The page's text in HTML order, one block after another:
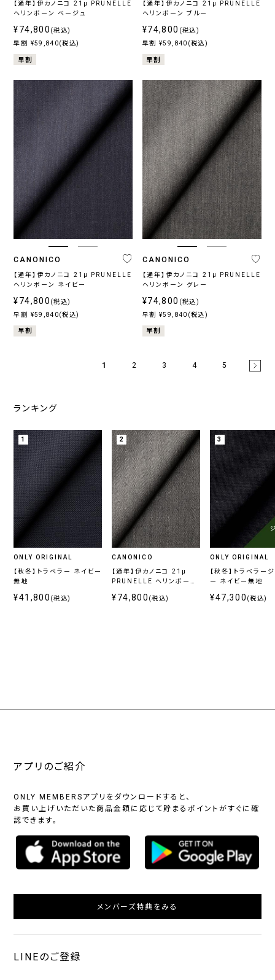
【通年】伊カノニコ 21μ PRUNELLE
ヘリンボーン ベージュ
¥74,800 (税込)
早割 ¥59,840(税込)
早割
【通年】伊カノニコ 21μ PRUNELLE
ヘリンボーン ブルー
¥74,800 (税込)
早割 ¥59,840(税込)
早割
CANONICO
【通年】伊カノニコ 21μ PRUNELLE
ヘリンボーン ネイビー
¥74,800 (税込)
早割 ¥59,840(税込)
早割
CANONICO
【通年】伊カノニコ 21μ PRUNELLE
ヘリンボーン グレー
¥74,800 (税込)
早割 ¥59,840(税込)
早割
1 2 3 4 5
ランキング
1
ONLY ORIGINAL
【秋冬】トラベラー ネイビー
無地
¥41,800 (税込)
2
CANONICO
【通年】伊カノニコ 21μ
PRUNELLE ヘリンボーン
¥74,800 (税込)
3
ONLY ORIGINAL
【秋冬】トラベラー
ー ネイビー無地
¥47,300 (税込)
アプリのご紹介
ONLY MEMBERSアプリをダウンロードすると、
お買い上げいただいた商品金額に応じて貯まるポイントがすぐに確
認できます。
メンバーズ特典をみる
LINEのご登録